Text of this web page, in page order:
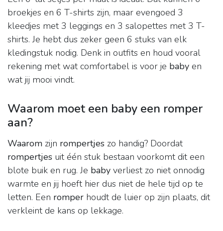
broekjes en 6 T-shirts zijn, maar evengoed 3
kleedjes met 3 leggings en 3 salopettes met 3 T-
shirts. Je hebt dus zeker geen 6 stuks van elk
kledingstuk nodig. Denk in outfits en houd vooral
rekening met wat comfortabel is voor je baby en
wat jij mooi vindt.
Waarom moet een baby een romper
aan?
Waarom zijn rompertjes zo handig? Doordat
rompertjes uit één stuk bestaan voorkomt dit een
blote buik en rug. Je baby verliest zo niet onnodig
warmte en jij hoeft hier dus niet de hele tijd op te
letten. Een romper houdt de luier op zijn plaats, dit
verkleint de kans op lekkage.